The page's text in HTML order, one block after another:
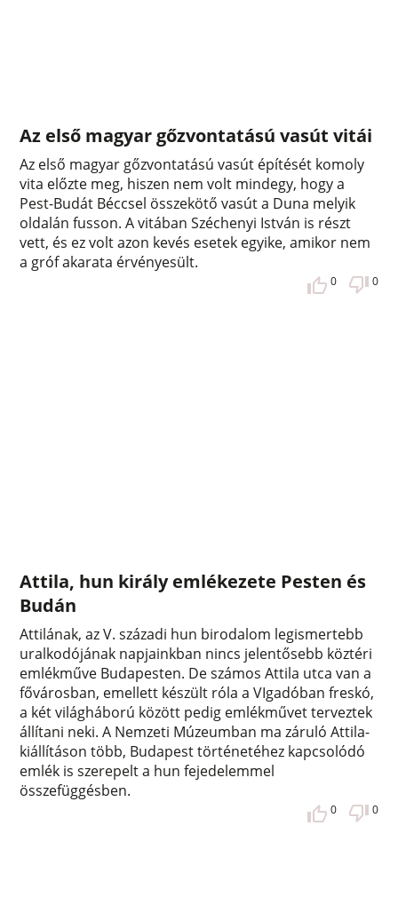
Az első magyar gőzvontatású vasút vitái
Az első magyar gőzvontatású vasút építését komoly
vita előzte meg, hiszen nem volt mindegy, hogy a
Pest-Budát Béccsel összekötő vasút a Duna melyik
oldalán fusson. A vitában Széchenyi István is részt
vett, és ez volt azon kevés esetek egyike, amikor nem
a gróf akarata érvényesült.
0 0
Attila, hun király emlékezete Pesten és
Budán
Attilának, az V. századi hun birodalom legismertebb
uralkodójának napjainkban nincs jelentősebb köztéri
emlékműve Budapesten. De számos Attila utca van a
fővárosban, emellett készült róla a VIgadóban freskó,
a két világháború között pedig emlékművet terveztek
állítani neki. A Nemzeti Múzeumban ma záruló Attila-
kiállításon több, Budapest történetéhez kapcsolódó
emlék is szerepelt a hun fejedelemmel
összefüggésben.
0 0